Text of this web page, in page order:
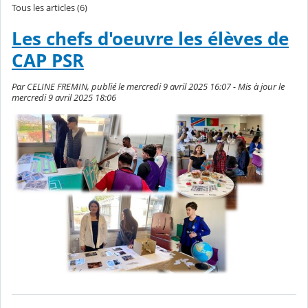
Tous les articles (6)
Les chefs d'oeuvre les élèves de
CAP PSR
Par CELINE FREMIN, publié le mercredi 9 avril 2025 16:07 - Mis à jour le
mercredi 9 avril 2025 18:06